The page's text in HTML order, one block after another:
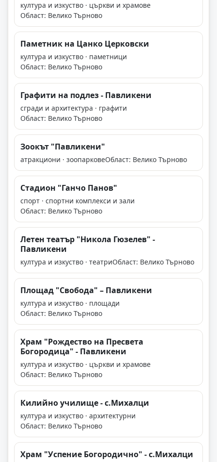
култура и изкуство · църкви и храмове
Област: Велико Търново
Паметник на Цанко Церковски
култура и изкуство · паметници
Област: Велико Търново
Графити на подлез - Павликени
сгради и архитектура · графити
Област: Велико Търново
Зоокът "Павликени"
атракциони · зоопарковеОбласт: Велико Търново
Стадион "Ганчо Панов"
спорт · спортни комплекси и зали
Област: Велико Търново
Летен театър "Никола Гюзелев" -
Павликени
култура и изкуство · театриОбласт: Велико Търново
Площад "Свобода" – Павликени
култура и изкуство · площади
Област: Велико Търново
Храм "Рождество на Пресвета
Богородица" - Павликени
култура и изкуство · църкви и храмове
Област: Велико Търново
Килийно училище - с.Михалци
култура и изкуство · архитектурни
Област: Велико Търново
Храм "Успение Богородично" - с.Михалци